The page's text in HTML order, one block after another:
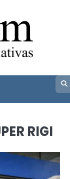
RIGI